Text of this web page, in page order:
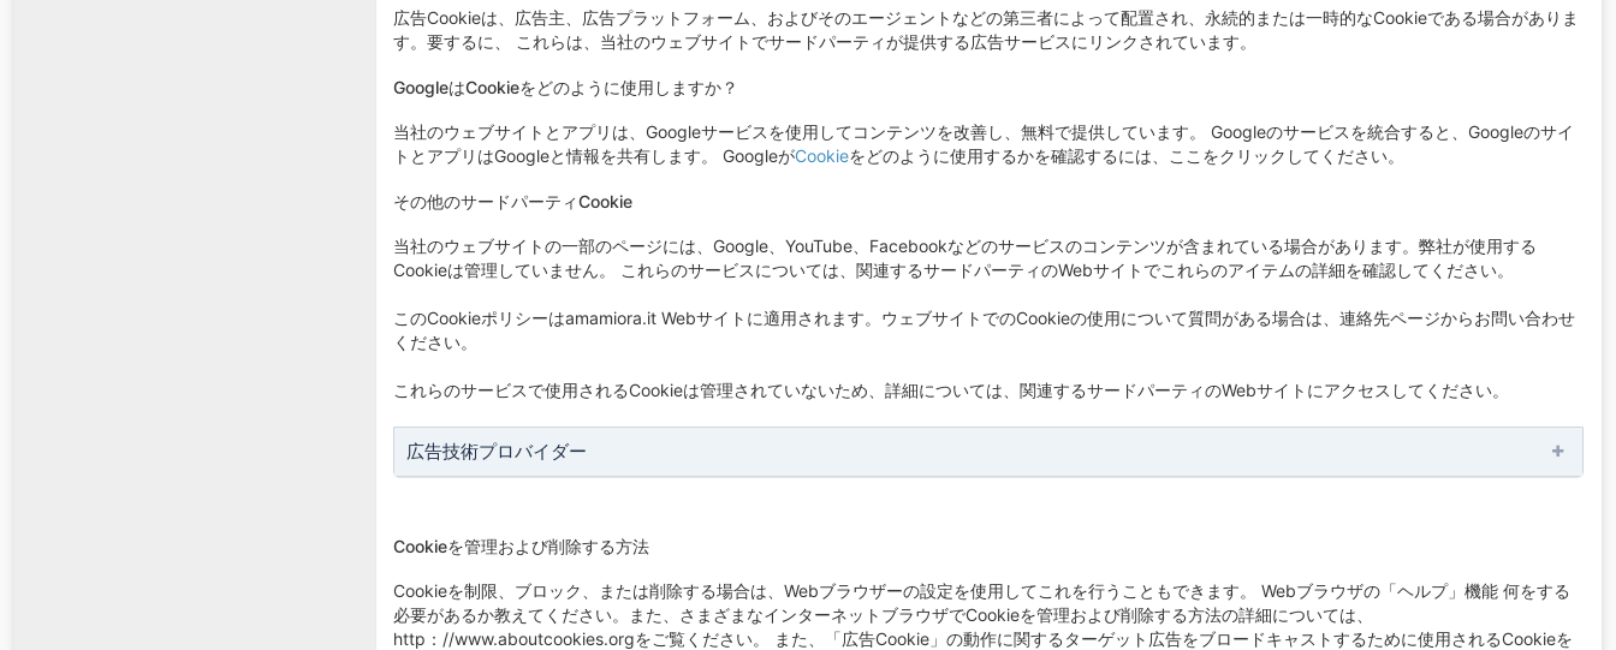
広告Cookieは、広告主、広告プラットフォーム、およびそのエージェントなどの第三者によって配置され、永続的または一時的なCookieである場合がありま
す。要するに、 これらは、当社のウェブサイトでサードパーティが提供する広告サービスにリンクされています。
GoogleはCookieをどのように使用しますか？
当社のウェブサイトとアプリは、Googleサービスを使用してコンテンツを改善し、無料で提供しています。 Googleのサービスを統合すると、Googleのサイ
トとアプリはGoogleと情報を共有します。 GoogleがCookieをどのように使用するかを確認するには、ここをクリックしてください。
その他のサードパーティCookie
当社のウェブサイトの一部のページには、Google、YouTube、Facebookなどのサービスのコンテンツが含まれている場合があります。弊社が使用する
Cookieは管理していません。 これらのサービスについては、関連するサードパーティのWebサイトでこれらのアイテムの詳細を確認してください。
このCookieポリシーはamamiora.it Webサイトに適用されます。ウェブサイトでのCookieの使用について質問がある場合は、連絡先ページからお問い合わせ
ください。
これらのサービスで使用されるCookieは管理されていないため、詳細については、関連するサードパーティのWebサイトにアクセスしてください。
広告技術プロバイダー
Cookieを管理および削除する方法
Cookieを制限、ブロック、または削除する場合は、Webブラウザーの設定を使用してこれを行うこともできます。 Webブラウザの「ヘルプ」機能 何をする
必要があるか教えてください。また、さまざまなインターネットブラウザでCookieを管理および削除する方法の詳細については、
http：//www.aboutcookies.orgをご覧ください。 また、「広告Cookie」の動作に関するターゲット広告をブロードキャストするために使用されるCookieを